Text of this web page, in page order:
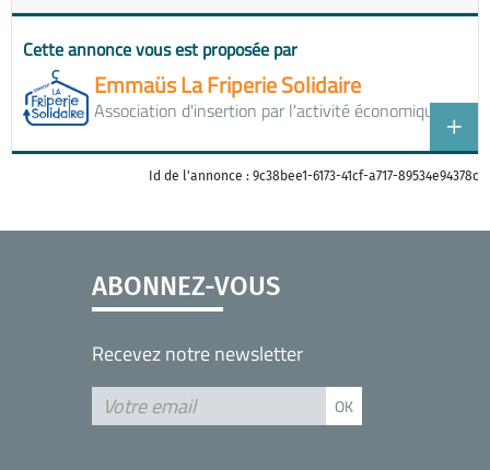
Cette annonce vous est proposée par
Emmaüs La Friperie Solidaire
Association d'insertion par l'activité économique
Id de l'annonce : 9c38bee1-6173-41cf-a717-89534e94378c
ABONNEZ-VOUS
Recevez notre newsletter